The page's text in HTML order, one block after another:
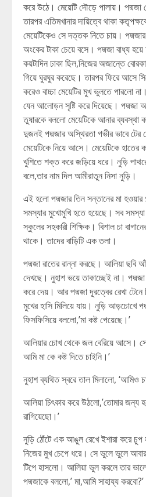
করে উঠে। মেয়েটি দৌড়ে পালায়। পদ্মজা
তারপর এতিমখানার দায়িত্বে থাকা
মেয়েটিকেও সে দত্তক নিতে চায়। পদ্মজার
অংকের টাকা চেয়ে বসে। পদ্মজা বাধ্য
কয়টাদিন ঢাকা ছিল,নিজের অজান্তে
গিয়ে ঘুরঘুর করেছে। তারপর ফিরে আসে
করেও বাচ্চা মেয়েটির মুখ ভুলতে পারলো
যেন আলোড়ন সৃষ্টি করে দিয়েছে। পদ্মজা
তুষারকে বললো মেয়েটিকে আনার ব্যবস্থা
দুজনই পদ্মজার অস্থিরতা গভীর ভাবে
মেয়েটিকে নিয়ে আসে। মেয়েটিকে হাতের
খুশিতে শক্ত করে জড়িয়ে ধরে। নুড়ি
বলে,তার নাম দিল আমীরাতুন নিসা নুড়ি।
এই হলো পদ্মজার তিন সন্তানের মা
সমস্যার মুখোমুখি হতে হয়েছে। সব
স্কুলের সহকারী শিক্ষিক। বিশাল চা
থাকে। তাদের বাড়িটি এক তলা।
পদ্মজা রাতের রান্না করছে। আলিয়া ছবি
দেখছে। নুহাশ ভয়ে তাকাচ্ছেই না।
করে দেয়। আর পদ্মজা দূরত্বের রেখা টেনে
মুখের হাসি মিলিয়ে যায়। নুড়ি আড়চোখে
ফিসফিসিয়ে বললো,’মা কষ্ট পেয়েছে।’
আলিয়ার চোখ থেকে জল বেরিয়ে আসে।
আমি মা কে কষ্ট দিতে চাইনি।’
নুহাশ ব্যথিত স্বরে তাল মিলালো, ‘আমিও
আলিয়া চিৎকার করে উঠলো,’তোমার জন্য
রাগিয়েছো।’
নুড়ি ঠোঁটে এক আঙুল রেখে ইশারা করে
নিজের মুখ চেপে ধরে। সে ভুলে ভুলে
টিপে হাসলো। আলিয়া ভুল করলে তার
পদ্মজাকে বললো,’ মা,আমি সাহায্য করবো?’